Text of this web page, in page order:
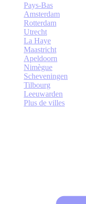
Pays-Bas
Amsterdam
Rotterdam
Utrecht
La Haye
Maastricht
Apeldoorn
Nimègue
Scheveningen
Tilbourg
Leeuwarden
Plus de villes